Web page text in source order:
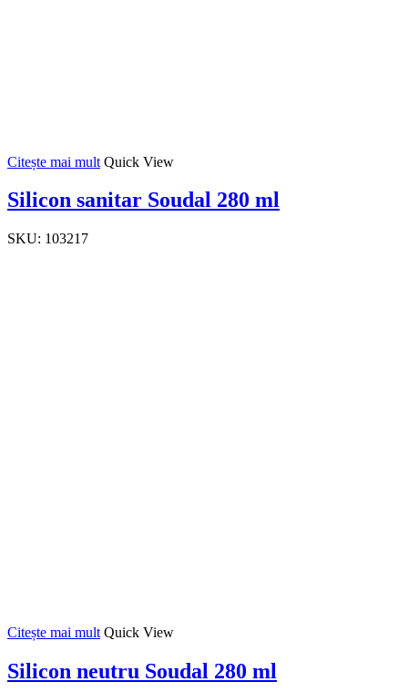
Citește mai mult Quick View
Silicon sanitar Soudal 280 ml
SKU: 103217
Citește mai mult Quick View
Silicon neutru Soudal 280 ml